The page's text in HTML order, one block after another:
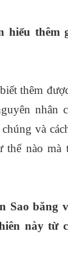
hiểu thêm
thêm
nhân
và
thế nào mà
Sao băng
này từ